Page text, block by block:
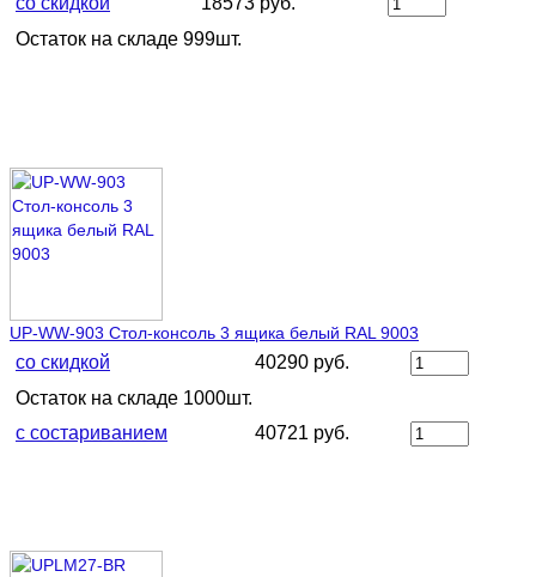
Остаток на складе 999шт.
UP-WW-903 Стол-консоль 3 ящика белый RAL 9003
со скидкой
40290 руб.
Остаток на складе 1000шт.
с состариванием
40721 руб.